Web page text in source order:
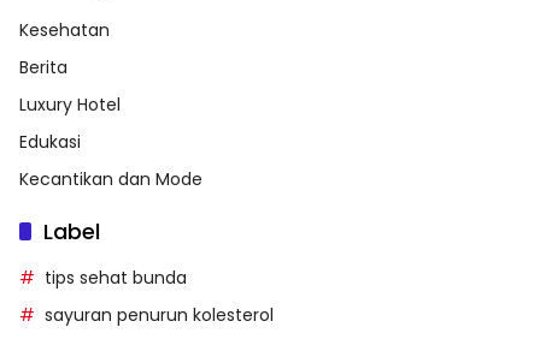
Kesehatan
Berita
Luxury Hotel
Edukasi
Kecantikan dan Mode
Label
tips sehat bunda
sayuran penurun kolesterol